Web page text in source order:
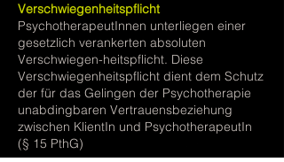
Verschwiegenheitspflicht
PsychotherapeutInnen unterliegen einer
gesetzlich verankerten absoluten
Verschwiegen-heitspflicht. Diese
Verschwiegenheitspflicht dient dem Schutz
der für das Gelingen der Psychotherapie
unabdingbaren Vertrauensbeziehung
zwischen KlientIn und PsychotherapeutIn
(§ 15 PthG)